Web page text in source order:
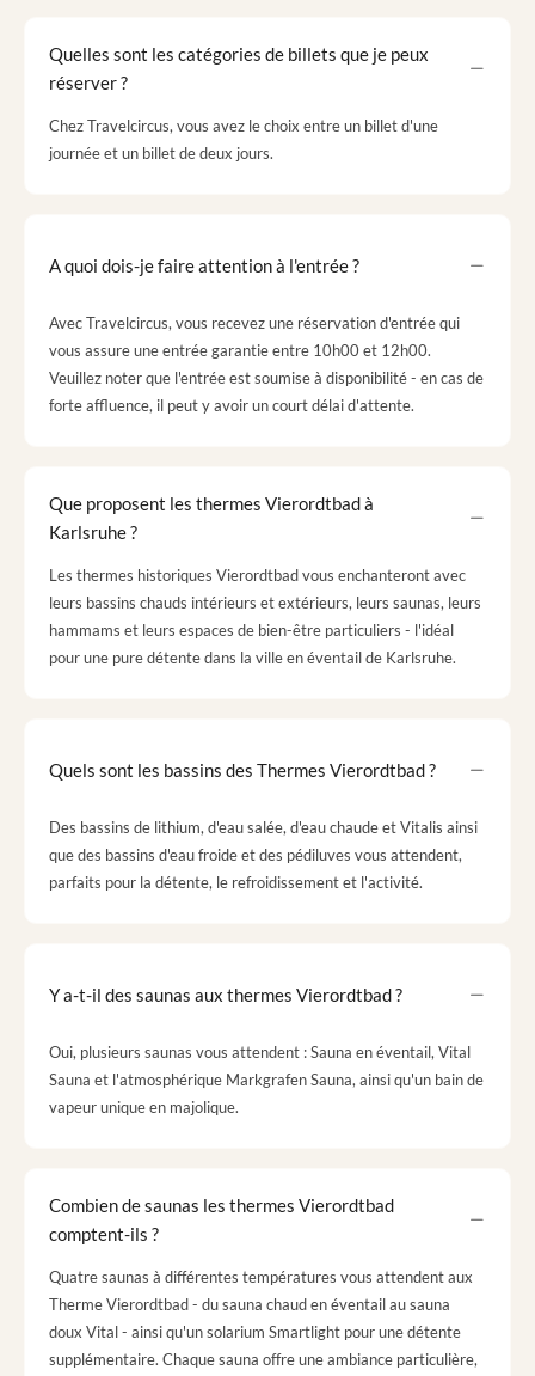
Quelles sont les catégories de billets que je peux
réserver ?
Chez Travelcircus, vous avez le choix entre un billet d'une
journée et un billet de deux jours.
A quoi dois-je faire attention à l'entrée ?
Avec Travelcircus, vous recevez une réservation d'entrée qui
vous assure une entrée garantie entre 10h00 et 12h00.
Veuillez noter que l'entrée est soumise à disponibilité - en cas de
forte affluence, il peut y avoir un court délai d'attente.
Que proposent les thermes Vierordtbad à
Karlsruhe ?
Les thermes historiques Vierordtbad vous enchanteront avec
leurs bassins chauds intérieurs et extérieurs, leurs saunas, leurs
hammams et leurs espaces de bien-être particuliers - l'idéal
pour une pure détente dans la ville en éventail de Karlsruhe.
Quels sont les bassins des Thermes Vierordtbad ?
Des bassins de lithium, d'eau salée, d'eau chaude et Vitalis ainsi
que des bassins d'eau froide et des pédiluves vous attendent,
parfaits pour la détente, le refroidissement et l'activité.
Y a-t-il des saunas aux thermes Vierordtbad ?
Oui, plusieurs saunas vous attendent : Sauna en éventail, Vital
Sauna et l'atmosphérique Markgrafen Sauna, ainsi qu'un bain de
vapeur unique en majolique.
Combien de saunas les thermes Vierordtbad
comptent-ils ?
Quatre saunas à différentes températures vous attendent aux
Therme Vierordtbad - du sauna chaud en éventail au sauna
doux Vital - ainsi qu'un solarium Smartlight pour une détente
supplémentaire. Chaque sauna offre une ambiance particulière,